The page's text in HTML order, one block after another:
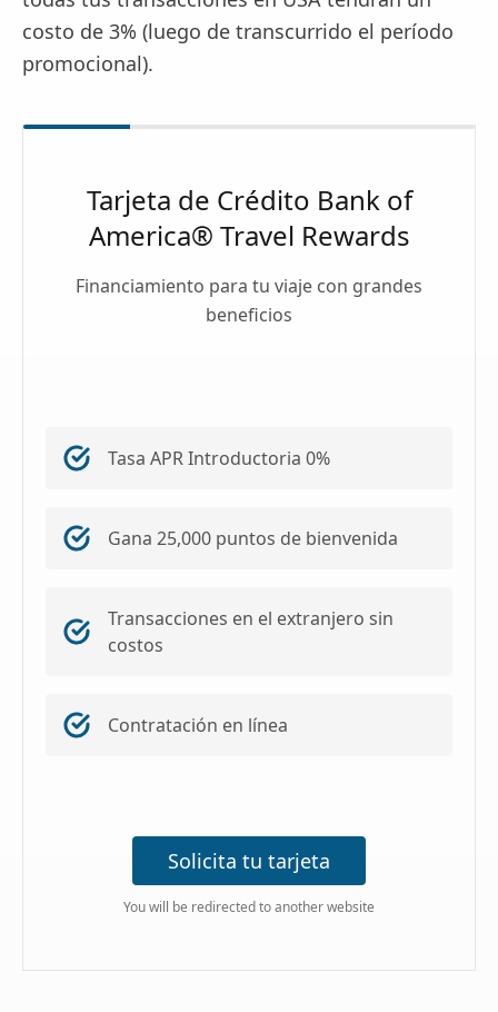
costo de 3% (luego de transcurrido el período
promocional).
Tarjeta de Crédito Bank of
America® Travel Rewards
Financiamiento para tu viaje con grandes
beneficios
Tasa APR Introductoria 0%
Gana 25,000 puntos de bienvenida
Transacciones en el extranjero sin
costos
Contratación en línea
Solicita tu tarjeta
You will be redirected to another website